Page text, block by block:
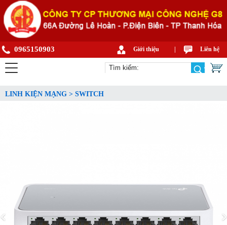
0965150903 Giới thiệu Liên hệ
LINH KIỆN MẠNG > SWITCH